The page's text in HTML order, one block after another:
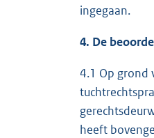
ingegaan.
4. De
4.1 Op grond
heeft